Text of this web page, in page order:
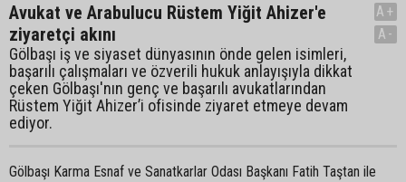
Avukat ve Arabulucu Rüstem Yiğit Ahizer'e
ziyaretçi akını
Gölbaşı iş ve siyaset dünyasının önde gelen isimleri,
başarılı çalışmaları ve özverili hukuk anlayışıyla dikkat
çeken Gölbaşı'nın genç ve başarılı avukatlarından
Rüstem Yiğit Ahizer’i ofisinde ziyaret etmeye devam
ediyor.
A+
A-
Gölbaşı Karma Esnaf ve Sanatkarlar Odası Başkanı Fatih Taştan ile